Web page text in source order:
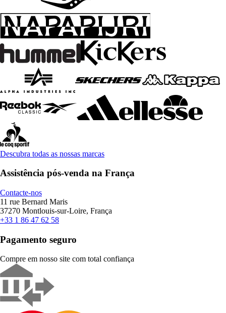
Descubra todas as nossas marcas
Assistência pós-venda na França
Contacte-nos
11 rue Bernard Maris
37270 Montlouis-sur-Loire, França
+33 1 86 47 62 58
Pagamento seguro
Compre em nosso site com total confiança